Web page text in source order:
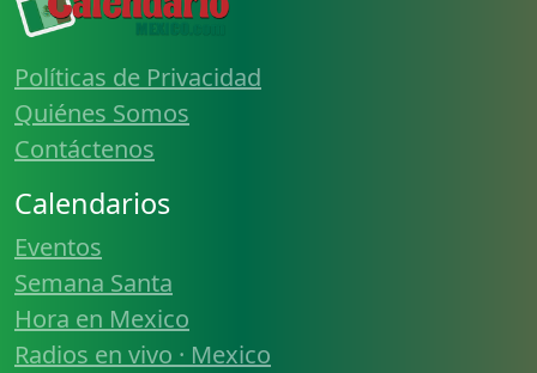
Políticas de Privacidad
Quiénes Somos
Contáctenos
Calendarios
Eventos
Semana Santa
Hora en Mexico
Radios en vivo · Mexico